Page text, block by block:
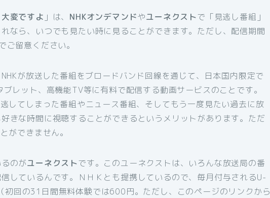
変ですよ 」は、 NHKオンデマンドやユーネクストで「見逃し番組」
なら、いつでも見たい時に見ることができます。ただし、配信期間
ご留意ください。
が放送した番組をブロードバンド回線を通じて、日本国内限定で
レット、高機能TV等に有料で配信する動画サービスのことです。
してしまった番組やニュース番組、そしてもう一度見たい過去に放
きな時間に視聴することができるというメリットがあります。ただ
ができません。
のがユーネクストです。このユーネクストは、いろんな放送局の番
しているんです。ＮＨＫとも提携しているので、毎月付与されるU-
初回の31日間無料体験では600円。ただし、このページのリンクから